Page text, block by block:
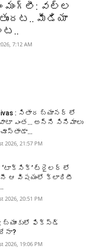
మంగ్లీ: వల్ల
మీడియా
7:12 AM
: సితార బ్యానర్ లో
ఎంత… అన్ని సినిమాలు
2026, 21:57 PM
: ‘టాక్సిక్’ ట్రైలర్ లో
ఆ విషయంలో క్లారిటీ
2026, 20:51 PM
బ్యాంకులో ఫిక్స్డ్
2026, 19:06 PM